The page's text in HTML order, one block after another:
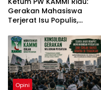
Gerakan Mahasiswa
Terjerat Isu Populis,
Opini